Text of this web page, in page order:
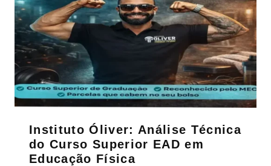
Instituto Óliver: Análise Técnica
do Curso Superior EAD em
Educação Física